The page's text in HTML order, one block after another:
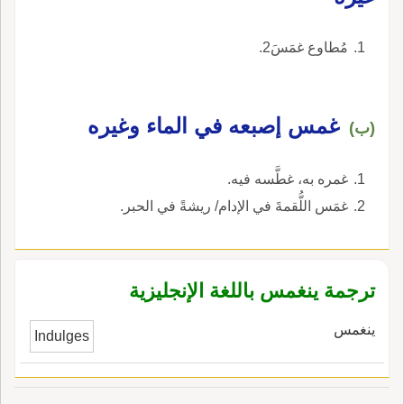
مُطاوع غمَسَ2.
(ب) غمس إصبعه في الماء وغيره
غمره به، غطَّسه فيه.
غمَس اللُّقمةَ في الإدام/ ريشةً في الحبر.
ترجمة ينغمس باللغة الإنجليزية
ينغمس Indulges